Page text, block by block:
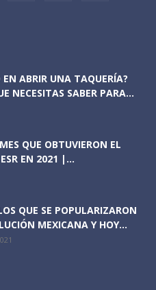
EN ABRIR UNA TAQUERÍA?
NECESITAS SABER PARA...
QUE OBTUVIERON EL
EN 2021 |...
QUE SE POPULARIZARON
MEXICANA Y HOY...